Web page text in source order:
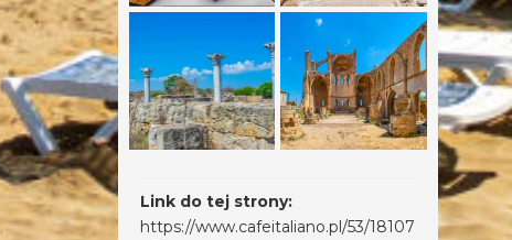
Link do tej strony:
https://www.cafeitaliano.pl/53/18107